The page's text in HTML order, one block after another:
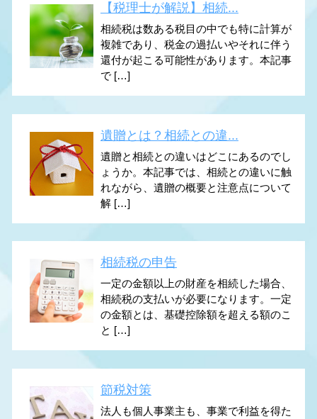
【税理士が解説】相続...
相続税は数ある税目の中でも特に計算が
複雑であり、税金の過払いやそれに伴う
還付が起こる可能性があります。本記事
で […]
遺贈とは？相続との違...
遺贈と相続との違いはどこにあるのでし
ょうか。本記事では、相続との違いに触
れながら、遺贈の概要と注意点について
解 […]
相続税の申告
一定の金額以上の財産を相続した場合、
相続税の支払いが必要になります。一定
の金額とは、基礎控除額を超える額のこ
と […]
節税対策
法人も個人事業主も、事業で利益を得た